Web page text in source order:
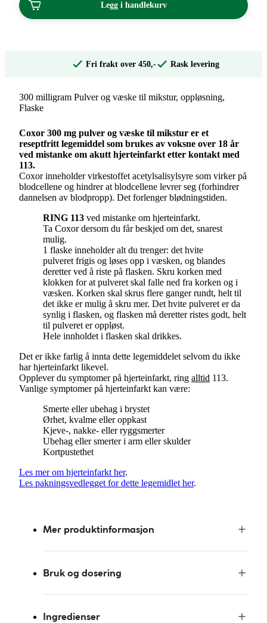
Legg i handlekurv
Fri frakt over 450,- Rask levering
300 milligram Pulver og væske til mikstur, oppløsning,
Flaske
Coxor 300 mg pulver og væske til mikstur er et
reseptfritt legemiddel som brukes av voksne over 18 år
ved mistanke om akutt hjerteinfarkt etter kontakt med
113.
Coxor inneholder virkestoffet acetylsalisylsyre som virker på
blodcellene og hindrer at blodcellene levrer seg (forhindrer
dannelsen av blodpropp). Det forlenger blødningstiden.
RING 113 ved mistanke om hjerteinfarkt.
Ta Coxor dersom du får beskjed om det, snarest
mulig.
1 flaske inneholder alt du trenger: det hvite
pulveret frigis og løses opp i væsken, og blandes
deretter ved å riste på flasken. Skru korken med
klokken for at pulveret skal falle ned fra korken og i
væsken. Korken skal skrus flere ganger rundt, helt til
det ikke er mulig å skru mer. Det hvite pulveret er da
synlig i flasken, og flasken må deretter ristes godt, helt
til pulveret er oppløst.
Hele innholdet i flasken skal drikkes.
Det er ikke farlig å innta dette legemiddelet selvom du ikke
har hjerteinfarkt likevel.
Opplever du symptomer på hjerteinfarkt, ring alltid 113.
Vanlige symptomer på hjerteinfarkt kan være:
Smerte eller ubehag i brystet
Ørhet, kvalme eller oppkast
Kjeve-, nakke- eller ryggsmerter
Ubehag eller smerter i arm eller skulder
Kortpustethet
Les mer om hjerteinfarkt her.
Les pakningsvedlegget for dette legemidlet her.
Mer produktinformasjon
Bruk og dosering
Ingredienser